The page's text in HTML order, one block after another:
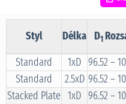
Styl Délka D1
Standard 1xD 96.52 –
Standard
2.5xD 96.52 –
Stacked Plate 1xD 96.52 –